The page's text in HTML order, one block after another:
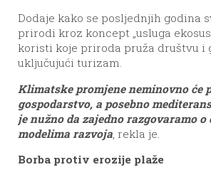
Dodaje kako se posljednjih godina
prirodi kroz koncept „usluga
koristi koje priroda pruža društvu i
uključujući turizam.
Klimatske promjene neminovno će
gospodarstvo, a posebno
je nužno da zajedno razgovaramo
modelima razvoja, rekla je.
Borba protiv erozije plaže